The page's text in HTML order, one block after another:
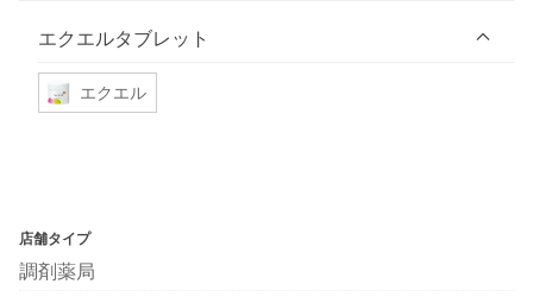
エクエルタブレット
エクエル
店舗タイプ
調剤薬局